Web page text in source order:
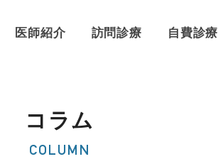
医師紹介 訪問診療 自費診療
コラム
COLUMN